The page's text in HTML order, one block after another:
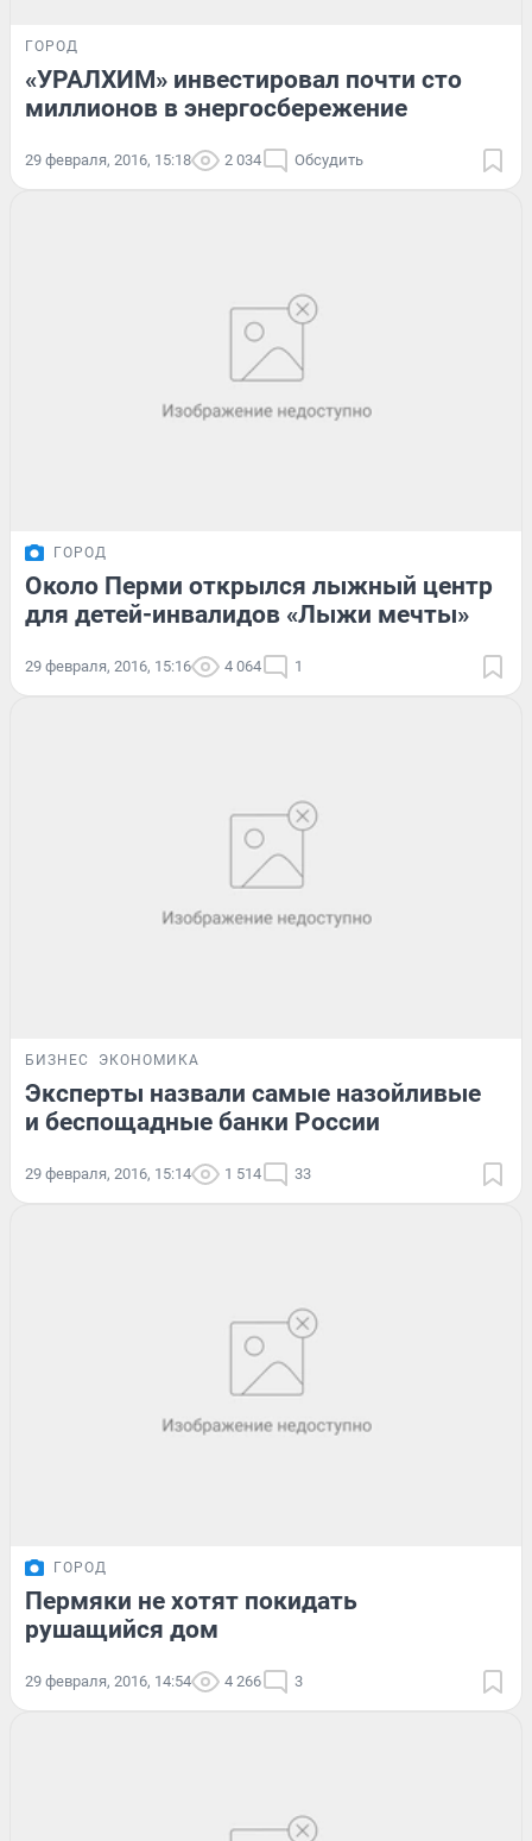
ГОРОД
«УРАЛХИМ» инвестировал почти сто
миллионов в энергосбережение
29 февраля, 2016, 15:18 2 034 Обсудить
ГОРОД
Около Перми открылся лыжный центр
для детей-инвалидов «Лыжи мечты»
29 февраля, 2016, 15:16 4 064 1
БИЗНЕС ЭКОНОМИКА
Эксперты назвали самые назойливые
и беспощадные банки России
29 февраля, 2016, 15:14 1 514 33
ГОРОД
Пермяки не хотят покидать
рушащийся дом
29 февраля, 2016, 14:54 4 266 3